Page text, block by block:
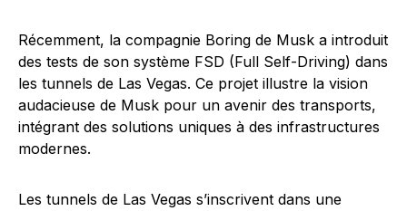
Récemment, la compagnie Boring de Musk a introduit
des tests de son système FSD (Full Self-Driving) dans
les tunnels de Las Vegas. Ce projet illustre la vision
audacieuse de Musk pour un avenir des transports,
intégrant des solutions uniques à des infrastructures
modernes.
Les tunnels de Las Vegas s’inscrivent dans une